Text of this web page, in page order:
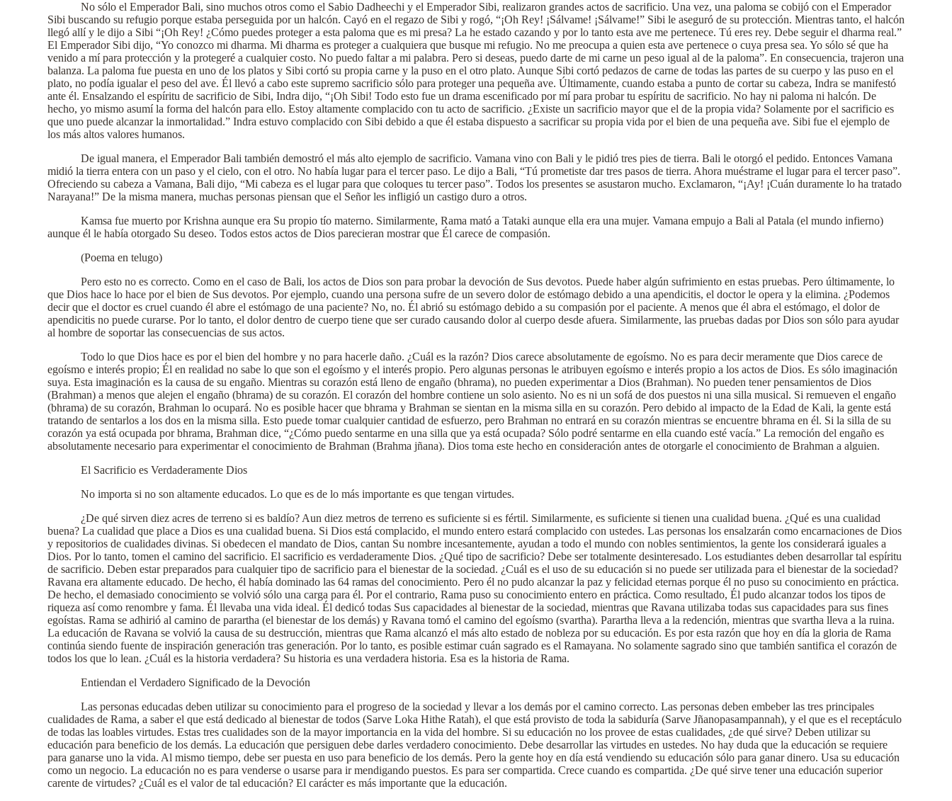
No sólo el Emperador Bali, sino muchos otros como el Sabio Dadheechi y el Emperador Sibi, realizaron grandes actos de sacrificio. Una vez, una paloma se cobijó con el Emperador
Sibi buscando su refugio porque estaba perseguida por un halcón. Cayó en el regazo de Sibi y rogó, “¡Oh Rey! ¡Sálvame! ¡Sálvame!” Sibi le aseguró de su protección. Mientras tanto, el halcón
llegó allí y le dijo a Sibi “¡Oh Rey! ¿Cómo puedes proteger a esta paloma que es mi presa? La he estado cazando y por lo tanto esta ave me pertenece. Tú eres rey. Debe seguir el dharma real.”
El Emperador Sibi dijo, “Yo conozco mi dharma. Mi dharma es proteger a cualquiera que busque mi refugio. No me preocupa a quien esta ave pertenece o cuya presa sea. Yo sólo sé que ha
venido a mí para protección y la protegeré a cualquier costo. No puedo faltar a mi palabra. Pero si deseas, puedo darte de mi carne un peso igual al de la paloma”. En consecuencia, trajeron una
balanza. La paloma fue puesta en uno de los platos y Sibi cortó su propia carne y la puso en el otro plato. Aunque Sibi cortó pedazos de carne de todas las partes de su cuerpo y las puso en el
plato, no podía igualar el peso del ave. Él llevó a cabo este supremo sacrificio sólo para proteger una pequeña ave. Últimamente, cuando estaba a punto de cortar su cabeza, Indra se manifestó
ante él. Ensalzando el espíritu de sacrificio de Sibi, Indra dijo, “¡Oh Sibi! Todo esto fue un drama escenificado por mí para probar tu espíritu de sacrificio. No hay ni paloma ni halcón. De
hecho, yo mismo asumí la forma del halcón para ello. Estoy altamente complacido con tu acto de sacrificio. ¿Existe un sacrificio mayor que el de la propia vida? Solamente por el sacrificio es
que uno puede alcanzar la inmortalidad.” Indra estuvo complacido con Sibi debido a que él estaba dispuesto a sacrificar su propia vida por el bien de una pequeña ave. Sibi fue el ejemplo de
los más altos valores humanos.
De igual manera, el Emperador Bali también demostró el más alto ejemplo de sacrificio. Vamana vino con Bali y le pidió tres pies de tierra. Bali le otorgó el pedido. Entonces Vamana
midió la tierra entera con un paso y el cielo, con el otro. No había lugar para el tercer paso. Le dijo a Bali, “Tú prometiste dar tres pasos de tierra. Ahora muéstrame el lugar para el tercer paso”.
Ofreciendo su cabeza a Vamana, Bali dijo, “Mi cabeza es el lugar para que coloques tu tercer paso”. Todos los presentes se asustaron mucho. Exclamaron, “¡Ay! ¡Cuán duramente lo ha tratado
Narayana!” De la misma manera, muchas personas piensan que el Señor les infligió un castigo duro a otros.
Kamsa fue muerto por Krishna aunque era Su propio tío materno. Similarmente, Rama mató a Tataki aunque ella era una mujer. Vamana empujo a Bali al Patala (el mundo infierno)
aunque él le había otorgado Su deseo. Todos estos actos de Dios parecieran mostrar que Él carece de compasión.
(Poema en telugo)
Pero esto no es correcto. Como en el caso de Bali, los actos de Dios son para probar la devoción de Sus devotos. Puede haber algún sufrimiento en estas pruebas. Pero últimamente, lo
que Dios hace lo hace por el bien de Sus devotos. Por ejemplo, cuando una persona sufre de un severo dolor de estómago debido a una apendicitis, el doctor le opera y la elimina. ¿Podemos
decir que el doctor es cruel cuando él abre el estómago de una paciente? No, no. Él abrió su estómago debido a su compasión por el paciente. A menos que él abra el estómago, el dolor de
apendicitis no puede curarse. Por lo tanto, el dolor dentro de cuerpo tiene que ser curado causando dolor al cuerpo desde afuera. Similarmente, las pruebas dadas por Dios son sólo para ayudar
al hombre de soportar las consecuencias de sus actos.
Todo lo que Dios hace es por el bien del hombre y no para hacerle daño. ¿Cuál es la razón? Dios carece absolutamente de egoísmo. No es para decir meramente que Dios carece de
egoísmo e interés propio; Él en realidad no sabe lo que son el egoísmo y el interés propio. Pero algunas personas le atribuyen egoísmo e interés propio a los actos de Dios. Es sólo imaginación
suya. Esta imaginación es la causa de su engaño. Mientras su corazón está lleno de engaño (bhrama), no pueden experimentar a Dios (Brahman). No pueden tener pensamientos de Dios
(Brahman) a menos que alejen el engaño (bhrama) de su corazón. El corazón del hombre contiene un solo asiento. No es ni un sofá de dos puestos ni una silla musical. Si remueven el engaño
(bhrama) de su corazón, Brahman lo ocupará. No es posible hacer que bhrama y Brahman se sientan en la misma silla en su corazón. Pero debido al impacto de la Edad de Kali, la gente está
tratando de sentarlos a los dos en la misma silla. Esto puede tomar cualquier cantidad de esfuerzo, pero Brahman no entrará en su corazón mientras se encuentre bhrama en él. Si la silla de su
corazón ya está ocupada por bhrama, Brahman dice, “¿Cómo puedo sentarme en una silla que ya está ocupada? Sólo podré sentarme en ella cuando esté vacía.” La remoción del engaño es
absolutamente necesario para experimentar el conocimiento de Brahman (Brahma jñana). Dios toma este hecho en consideración antes de otorgarle el conocimiento de Brahman a alguien.
El Sacrificio es Verdaderamente Dios
No importa si no son altamente educados. Lo que es de lo más importante es que tengan virtudes.
¿De qué sirven diez acres de terreno si es baldío? Aun diez metros de terreno es suficiente si es fértil. Similarmente, es suficiente si tienen una cualidad buena. ¿Qué es una cualidad
buena? La cualidad que place a Dios es una cualidad buena. Si Dios está complacido, el mundo entero estará complacido con ustedes. Las personas los ensalzarán como encarnaciones de Dios
y repositorios de cualidades divinas. Si obedecen el mandato de Dios, cantan Su nombre incesantemente, ayudan a todo el mundo con nobles sentimientos, la gente los considerará iguales a
Dios. Por lo tanto, tomen el camino del sacrificio. El sacrificio es verdaderamente Dios. ¿Qué tipo de sacrificio? Debe ser totalmente desinteresado. Los estudiantes deben desarrollar tal espíritu
de sacrificio. Deben estar preparados para cualquier tipo de sacrificio para el bienestar de la sociedad. ¿Cuál es el uso de su educación si no puede ser utilizada para el bienestar de la sociedad?
Ravana era altamente educado. De hecho, él había dominado las 64 ramas del conocimiento. Pero él no pudo alcanzar la paz y felicidad eternas porque él no puso su conocimiento en práctica.
De hecho, el demasiado conocimiento se volvió sólo una carga para él. Por el contrario, Rama puso su conocimiento entero en práctica. Como resultado, Él pudo alcanzar todos los tipos de
riqueza así como renombre y fama. Él llevaba una vida ideal. Él dedicó todas Sus capacidades al bienestar de la sociedad, mientras que Ravana utilizaba todas sus capacidades para sus fines
egoístas. Rama se adhirió al camino de parartha (el bienestar de los demás) y Ravana tomó el camino del egoísmo (svartha). Parartha lleva a la redención, mientras que svartha lleva a la ruina.
La educación de Ravana se volvió la causa de su destrucción, mientras que Rama alcanzó el más alto estado de nobleza por su educación. Es por esta razón que hoy en día la gloria de Rama
continúa siendo fuente de inspiración generación tras generación. Por lo tanto, es posible estimar cuán sagrado es el Ramayana. No solamente sagrado sino que también santifica el corazón de
todos los que lo lean. ¿Cuál es la historia verdadera? Su historia es una verdadera historia. Esa es la historia de Rama.
Entiendan el Verdadero Significado de la Devoción
Las personas educadas deben utilizar su conocimiento para el progreso de la sociedad y llevar a los demás por el camino correcto. Las personas deben embeber las tres principales
cualidades de Rama, a saber el que está dedicado al bienestar de todos (Sarve Loka Hithe Ratah), el que está provisto de toda la sabiduría (Sarve Jñanopasampannah), y el que es el receptáculo
de todas las loables virtudes. Estas tres cualidades son de la mayor importancia en la vida del hombre. Si su educación no los provee de estas cualidades, ¿de qué sirve? Deben utilizar su
educación para beneficio de los demás. La educación que persiguen debe darles verdadero conocimiento. Debe desarrollar las virtudes en ustedes. No hay duda que la educación se requiere
para ganarse uno la vida. Al mismo tiempo, debe ser puesta en uso para beneficio de los demás. Pero la gente hoy en día está vendiendo su educación sólo para ganar dinero. Usa su educación
como un negocio. La educación no es para venderse o usarse para ir mendigando puestos. Es para ser compartida. Crece cuando es compartida. ¿De qué sirve tener una educación superior
carente de virtudes? ¿Cuál es el valor de tal educación? El carácter es más importante que la educación.